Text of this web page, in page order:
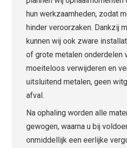
hun werkzaamheden, zodat
hinder veroorzaken. Dankzij
kunnen wij ook zware
of grote metalen onderdelen
moeiteloos verwijderen en
uitsluitend metalen, geen
afval.
Na ophaling worden alle
gewogen, waarna u bij
onmiddellijk een eerlijke